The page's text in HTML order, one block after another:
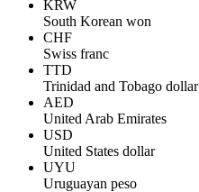
KRW
South Korean won
CHF
Swiss franc
TTD
Trinidad and Tobago dollar
AED
United Arab Emirates
USD
United States dollar
UYU
Uruguayan peso